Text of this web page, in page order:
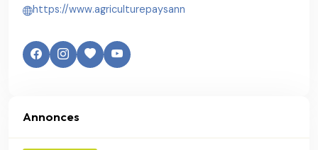
https://www.agriculturepaysann
Annonces